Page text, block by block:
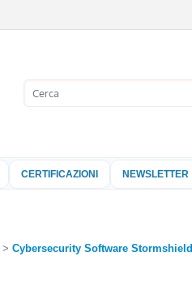
CERTIFICAZIONI NEWSLETTER
Cybersecurity Software Stormshield